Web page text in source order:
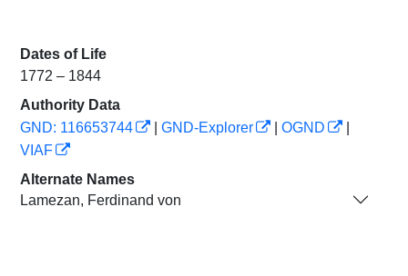
Dates of Life
1772 – 1844
Authority Data
GND: 116653744
GND-Explorer OGND
VIAF
Alternate Names
Lamezan, Ferdinand von